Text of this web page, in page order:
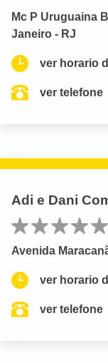
Mc P Uruguaina
Janeiro - RJ
ver horario
ver telefone
Adi e Dani
Avenida
ver horario
ver telefone